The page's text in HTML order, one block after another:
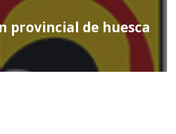
provincial de huesca